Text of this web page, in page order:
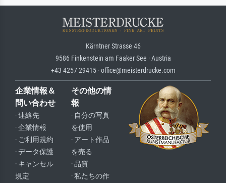
Kärntner Strasse 46
9586 Finkenstein am Faaker See · Austria
+43 4257 29415 · office@meisterdrucke.com
企業情報＆
問い合わせ
· 連絡先
· 企業情報
· ご利用規約
· データ保護
· キャンセル
規定
その他の情
報
· 自分の写真
を使用
· アート作品
を売る
· 品質
· 私たちの作